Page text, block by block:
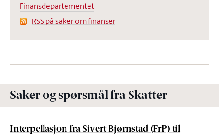
Finansdepartementet
RSS på saker om finanser
Saker og spørsmål fra Skatter
Interpellasjon fra Sivert Bjørnstad (FrP) til